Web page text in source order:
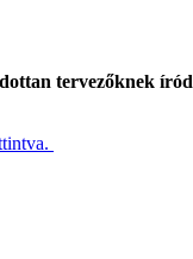
tervezőknek